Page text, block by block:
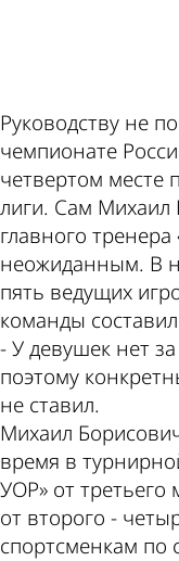
Руководству не
чемпионате
четвертом месте
лиги. Сам Михаил
главного
неожиданным. В
пять ведущих
команды
- У девушек нет
поэтому
не ставил.
Михаил
время в
УОР» от третьего
от второго -
спортсменкам по